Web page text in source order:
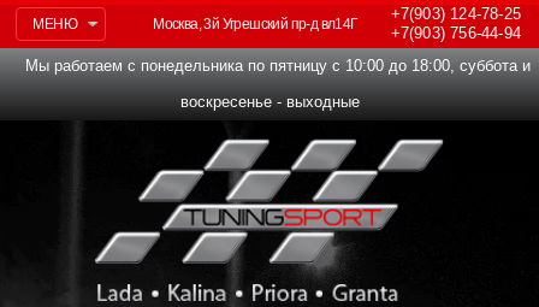
МЕНЮ
+7(903)124-78-25
+7(903)756-44-94
Москва, 3й Угрешский пр-д вл14Г
Мы работаем с понедельника по пятницу с 10:00 до 18:00, суббота и
воскресенье - выходные